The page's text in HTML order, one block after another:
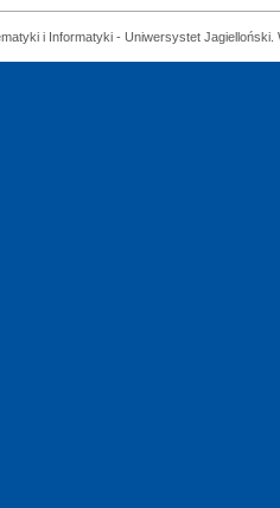
i Informatyki - Uniwersystet